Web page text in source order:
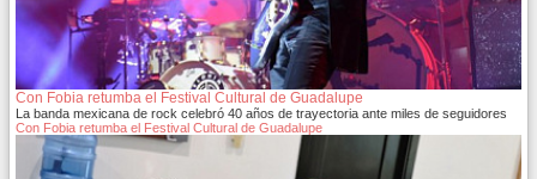
Con Fobia retumba el Festival Cultural de Guadalupe
La banda mexicana de rock celebró 40 años de trayectoria ante miles de seguidores
Con Fobia retumba el Festival Cultural de Guadalupe